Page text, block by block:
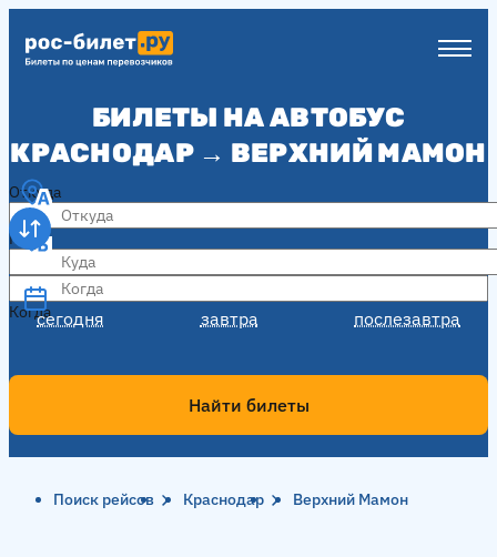
БИЛЕТЫ НА АВТОБУС
КРАСНОДАР → ВЕРХНИЙ МАМОН
Откуда
Куда
Когда
сегодня завтра послезавтра
Когда
Найти билеты
Поиск рейсов Краснодар Верхний Мамон